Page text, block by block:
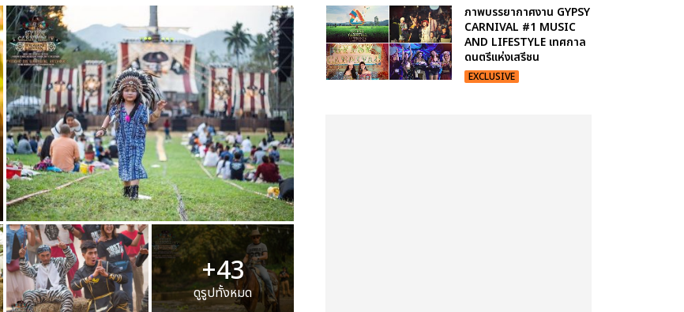
+43
ดูรูปทั้งหมด
ภาพบรรยากาศงาน GYPSY
CARNIVAL #1 MUSIC
AND LIFESTYLE เทศกาล
ดนตรีแห่งเสรีชน
EXCLUSIVE